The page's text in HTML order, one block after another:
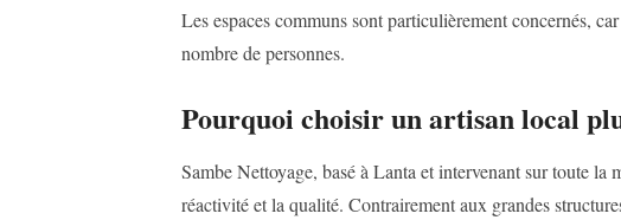
Les espaces communs sont particulièrement concernés,
nombre de personnes.
Pourquoi choisir un artisan local
Sambe Nettoyage, basé à Lanta et intervenant sur toute
réactivité et la qualité. Contrairement aux grandes